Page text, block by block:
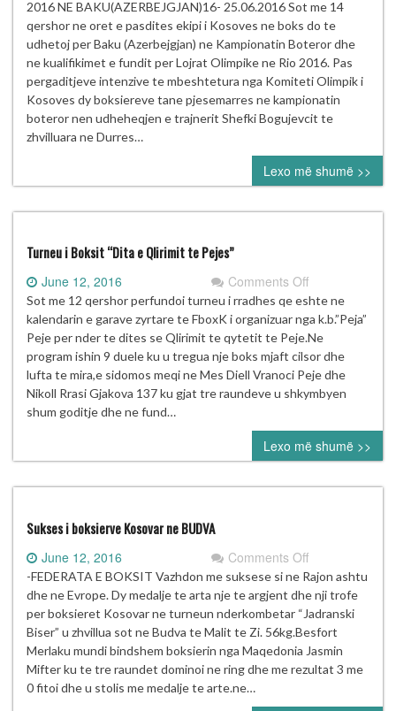
BOTEROR
DHE
KUALIFIKIMET
PER
L.O.RIO
2016
NE
25.06.2016
2016 NE BAKU(AZERBEJGJAN)16- 25.06.2016 Sot me 14
qershor ne oret e pasdites ekipi i Kosoves ne boks do te
udhetoj per Baku (Azerbejgjan) ne Kampionatin Boteror dhe
ne kualifikimet e fundit per Lojrat Olimpike ne Rio 2016. Pas
pergaditjeve intenzive te mbeshtetura nga Komiteti Olimpik i
Kosoves dy boksiereve tane pjesemarres ne kampionatin
boteror nen udheheqjen e trajnerit Shefki Bogujevcit te
zhvilluara ne Durres…
Lexo më shumë >>
Turneu i Boksit “Dita e Qlirimit te Pejes”
June 12, 2016 Comments Offon
Turneu
i
Boksit
“Dita
e
Qlirimit
Pejes”
Sot me 12 qershor perfundoi turneu i rradhes qe eshte ne
kalendarin e garave zyrtare te FboxK i organizuar nga k.b.”Peja”
Peje per nder te dites se Qlirimit te qytetit te Peje.Ne
program ishin 9 duele ku u tregua nje boks mjaft cilsor dhe
lufta te mira,e sidomos meqi ne Mes Diell Vranoci Peje dhe
Nikoll Rrasi Gjakova 137 ku gjat tre raundeve u shkymbyen
shum goditje dhe ne fund…
Lexo më shumë >>
Sukses i boksierve Kosovar ne BUDVA
June 12, 2016 Comments Offon
Sukses
i
boksierve
Kosovar
ne
BUDVA
-FEDERATA E BOKSIT Vazhdon me suksese si ne Rajon ashtu
dhe ne Evrope. Dy medalje te arta nje te argjent dhe nji trofe
per boksieret Kosovar ne turneun nderkombetar “Jadranski
Biser” u zhvillua sot ne Budva te Malit te Zi. 56kg.Besfort
Merlaku mundi bindshem boksierin nga Maqedonia Jasmin
Mifter ku te tre raundet dominoi ne ring dhe me rezultat 3 me
0 fitoi dhe u stolis me medalje te arte.ne…